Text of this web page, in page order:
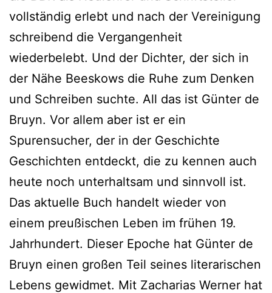
vollständig erlebt und nach der Vereinigung
schreibend die Vergangenheit
wiederbelebt. Und der Dichter, der sich in
der Nähe Beeskows die Ruhe zum Denken
und Schreiben suchte. All das ist Günter de
Bruyn. Vor allem aber ist er ein
Spurensucher, der in der Geschichte
Geschichten entdeckt, die zu kennen auch
heute noch unterhaltsam und sinnvoll ist.
Das aktuelle Buch handelt wieder von
einem preußischen Leben im frühen 19.
Jahrhundert. Dieser Epoche hat Günter de
Bruyn einen großen Teil seines literarischen
Lebens gewidmet. Mit Zacharias Werner hat